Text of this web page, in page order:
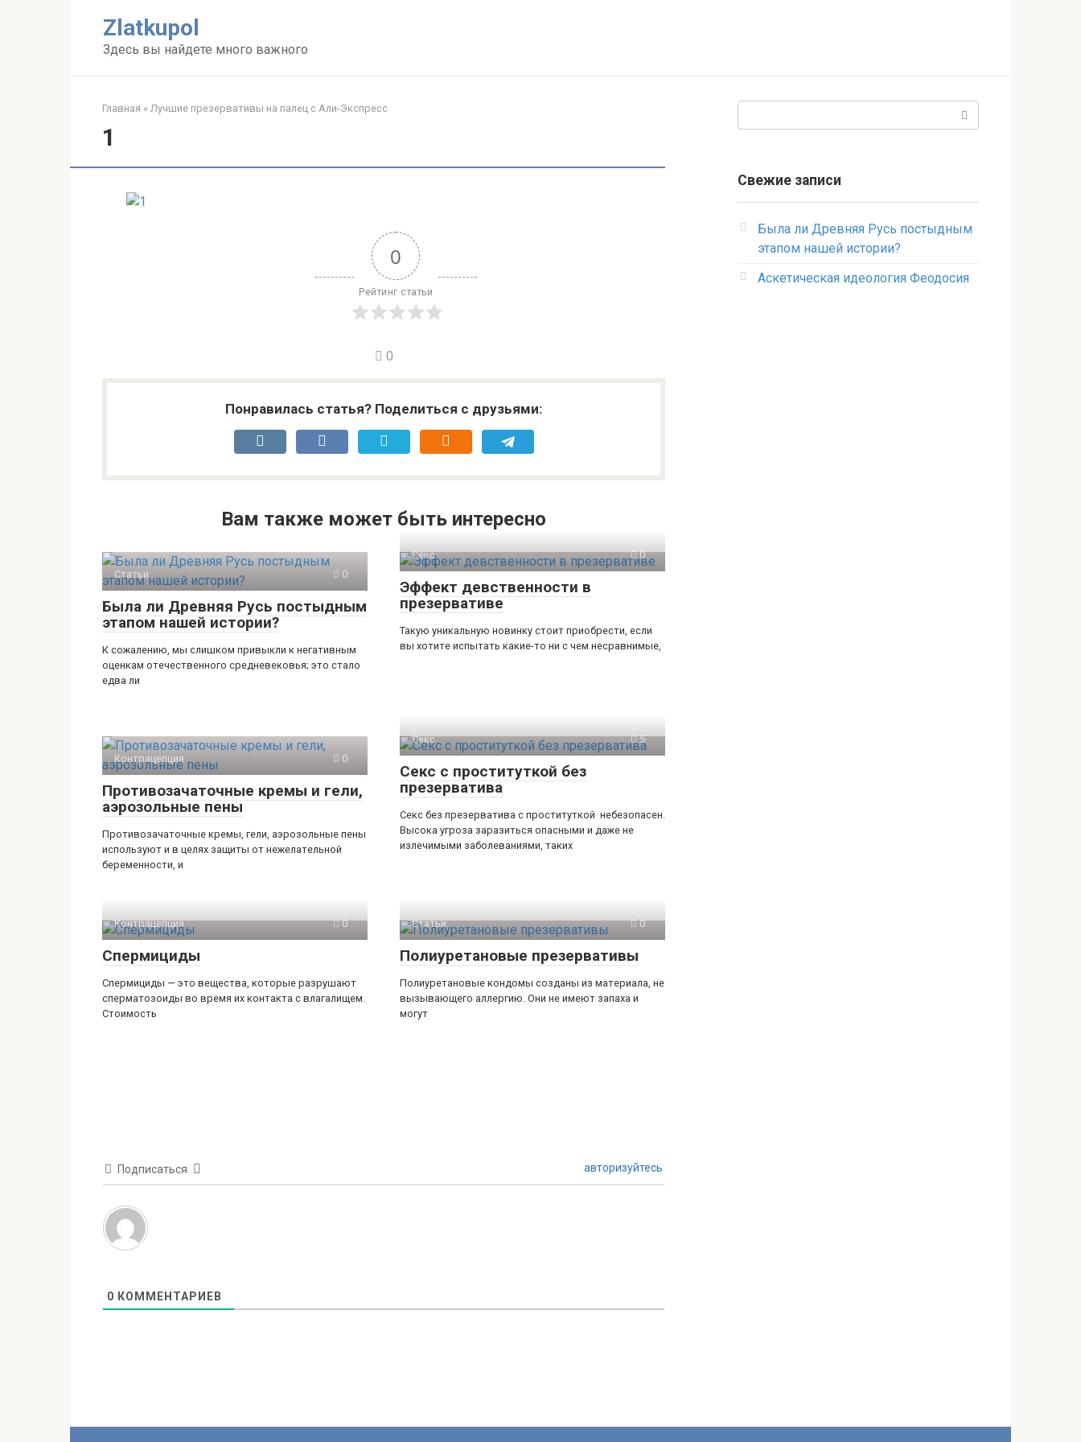
Zlatkupol
Здесь вы найдете много важного
Главная » Лучшие презервативы на палец с Али-Экспресс
1
0
Рейтинг статьи
0
Понравилась статья? Поделиться с друзьями:
Вам также может быть интересно
Статьи 0
Была ли Древняя Русь постыдным
этапом нашей истории?
К сожалению, мы слишком привыкли к негативным
оценкам отечественного средневековья; это стало
едва ли
Секс 0
Эффект девственности в
презервативе
Такую уникальную новинку стоит приобрести, если
вы хотите испытать какие-то ни с чем несравнимые,
Контрацепция 0
Противозачаточные кремы и гели,
аэрозольные пены
Противозачаточные кремы, гели, аэрозольные пены
используют и в целях защиты от нежелательной
беременности, и
Секс 5
Секс с проституткой без
презерватива
Секс без презерватива с проституткой небезопасен.
Высока угроза заразиться опасными и даже не
излечимыми заболеваниями, таких
Контрацепция 0
Спермициды
Спермициды — это вещества, которые разрушают
сперматозоиды во время их контакта с влагалищем.
Стоимость
Статьи 0
Полиуретановые презервативы
Полиуретановые кондомы созданы из материала, не
вызывающего аллергию. Они не имеют запаха и
могут
Подписаться авторизуйтесь
0 КОММЕНТАРИЕВ
Свежие записи
Была ли Древняя Русь постыдным
этапом нашей истории?
Аскетическая идеология Феодосия